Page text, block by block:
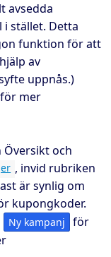
avsedda
stället. Detta
funktion för att
av
uppnås.)
mer
Översikt och
, invid rubriken
är synlig om
kupongkoder.
Ny kampanj
för